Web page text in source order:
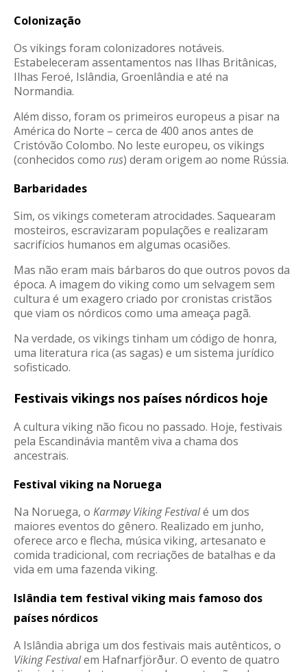
Colonização
Os vikings foram colonizadores notáveis.
Estabeleceram assentamentos nas Ilhas Britânicas,
Ilhas Feroé, Islândia, Groenlândia e até na
Normandia.
Além disso, foram os primeiros europeus a pisar na
América do Norte – cerca de 400 anos antes de
Cristóvão Colombo. No leste europeu, os vikings
(conhecidos como rus) deram origem ao nome Rússia.
Barbaridades
Sim, os vikings cometeram atrocidades. Saquearam
mosteiros, escravizaram populações e realizaram
sacrifícios humanos em algumas ocasiões.
Mas não eram mais bárbaros do que outros povos da
época. A imagem do viking como um selvagem sem
cultura é um exagero criado por cronistas cristãos
que viam os nórdicos como uma ameaça pagã.
Na verdade, os vikings tinham um código de honra,
uma literatura rica (as sagas) e um sistema jurídico
sofisticado.
Festivais vikings nos países nórdicos hoje
A cultura viking não ficou no passado. Hoje, festivais
pela Escandinávia mantêm viva a chama dos
ancestrais.
Festival viking na Noruega
Na Noruega, o Karmøy Viking Festivalé um dos
maiores eventos do gênero. Realizado em junho,
oferece arco e flecha, música viking, artesanato e
comida tradicional, com recriações de batalhas e da
vida em uma fazenda viking.
Islândia tem festival viking mais famoso dos
países nórdicos
A Islândia abriga um dos festivais mais autênticos, o
Viking Festivalem Hafnarfjörður. O evento de quatro